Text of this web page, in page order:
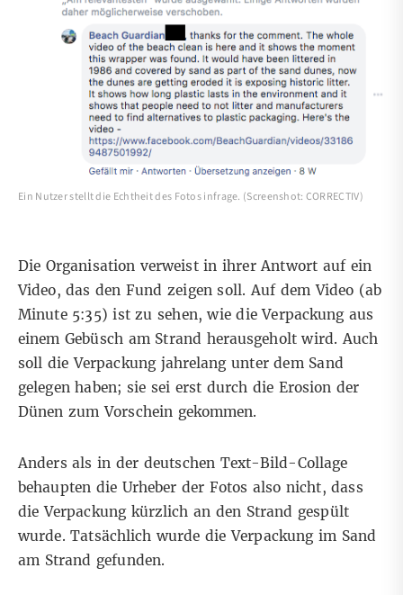
Ein Nutzer stellt die Echtheit des Fotos infrage. (Screenshot: CORRECTIV)
Die Organisation verweist in ihrer Antwort auf ein
Video, das den Fund zeigen soll. Auf demVideo (ab
Minute 5:35) ist zu sehen, wie die Verpackung aus
einem Gebüsch am Strand herausgeholt wird. Auch
soll die Verpackung jahrelang unter dem Sand
gelegen haben; sie sei erst durch die Erosion der
Dünen zum Vorschein gekommen.
Anders als in der deutschen Text-Bild-Collage
behaupten die Urheber der Fotos also nicht, dass
die Verpackung kürzlich an den Strand gespült
wurde. Tatsächlich wurde die Verpackung im Sand
am Strand gefunden.